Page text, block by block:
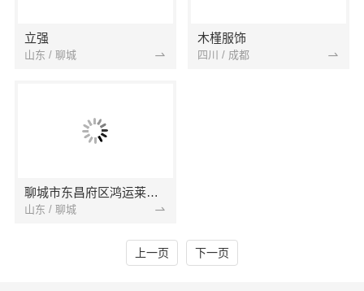
立强
山东 / 聊城
木槿服饰
四川 / 成都
聊城市东昌府区鸿运莱服装有限公司
山东 / 聊城
上一页 下一页